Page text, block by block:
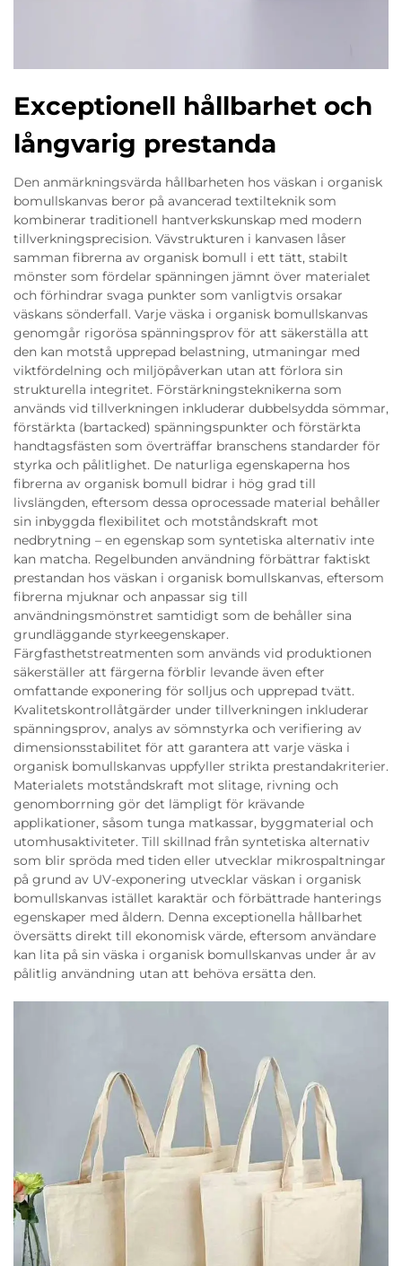
Exceptionell hållbarhet och
långvarig prestanda
Den anmärkningsvärda hållbarheten hos väskan i organisk
bomullskanvas beror på avancerad textilteknik som
kombinerar traditionell hantverkskunskap med modern
tillverkningsprecision. Vävstrukturen i kanvasen låser
samman fibrerna av organisk bomull i ett tätt, stabilt
mönster som fördelar spänningen jämnt över materialet
och förhindrar svaga punkter som vanligtvis orsakar
väskans sönderfall. Varje väska i organisk bomullskanvas
genomgår rigorösa spänningsprov för att säkerställa att
den kan motstå upprepad belastning, utmaningar med
viktfördelning och miljöpåverkan utan att förlora sin
strukturella integritet. Förstärkningsteknikerna som
används vid tillverkningen inkluderar dubbelsydda sömmar,
förstärkta (bartacked) spänningspunkter och förstärkta
handtagsfästen som överträffar branschens standarder för
styrka och pålitlighet. De naturliga egenskaperna hos
fibrerna av organisk bomull bidrar i hög grad till
livslängden, eftersom dessa oprocessade material behåller
sin inbyggda flexibilitet och motståndskraft mot
nedbrytning – en egenskap som syntetiska alternativ inte
kan matcha. Regelbunden användning förbättrar faktiskt
prestandan hos väskan i organisk bomullskanvas, eftersom
fibrerna mjuknar och anpassar sig till
användningsmönstret samtidigt som de behåller sina
grundläggande styrkeegenskaper.
Färgfasthetstreatmenten som används vid produktionen
säkerställer att färgerna förblir levande även efter
omfattande exponering för solljus och upprepad tvätt.
Kvalitetskontrollåtgärder under tillverkningen inkluderar
spänningsprov, analys av sömnstyrka och verifiering av
dimensionsstabilitet för att garantera att varje väska i
organisk bomullskanvas uppfyller strikta prestandakriterier.
Materialets motståndskraft mot slitage, rivning och
genomborrning gör det lämpligt för krävande
applikationer, såsom tunga matkassar, byggmaterial och
utomhusaktiviteter. Till skillnad från syntetiska alternativ
som blir spröda med tiden eller utvecklar mikrospaltningar
på grund av UV-exponering utvecklar väskan i organisk
bomullskanvas istället karaktär och förbättrade hanterings
egenskaper med åldern. Denna exceptionella hållbarhet
översätts direkt till ekonomisk värde, eftersom användare
kan lita på sin väska i organisk bomullskanvas under år av
pålitlig användning utan att behöva ersätta den.